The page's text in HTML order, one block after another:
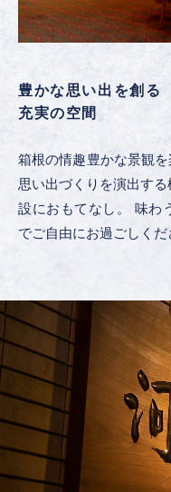
豊かな思い出を創る
充実の空間
箱根の情趣豊かな景観
思い出づくりを演出す
設におもてなし。 味わ
でご自由にお過ごしくだ